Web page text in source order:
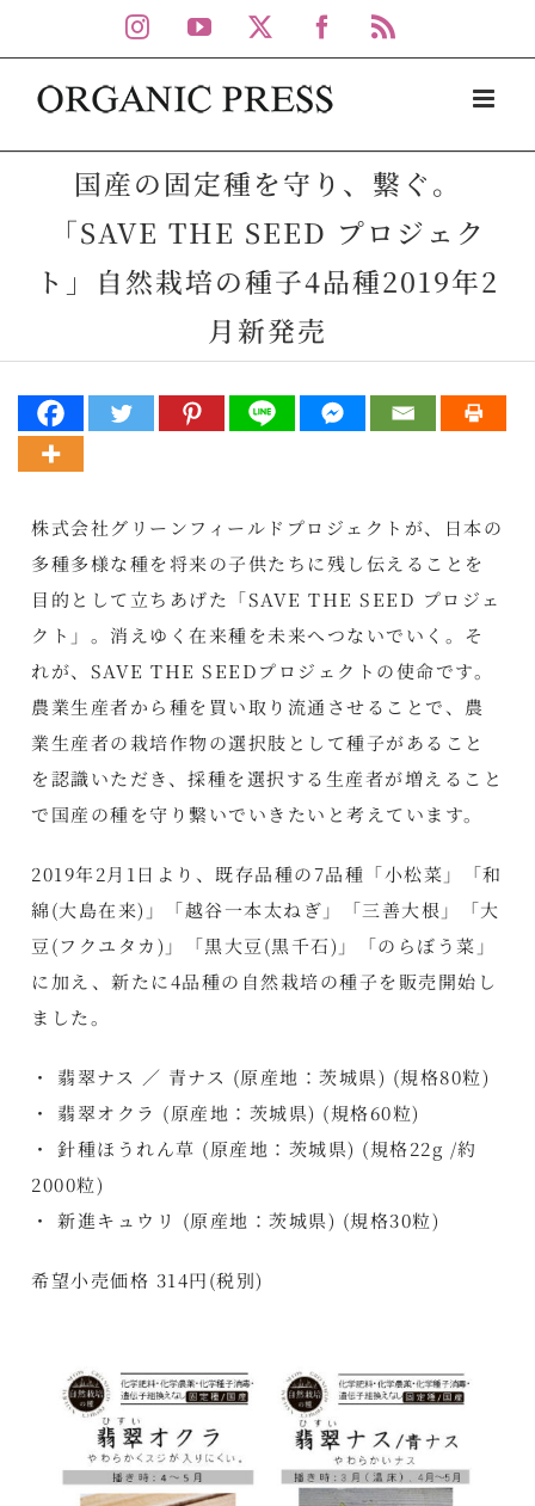
to
content
Instagram
YouTube Facebook
国産の固定種を守り、繋ぐ。
「SAVE THE SEED プロジェク
ト」自然栽培の種子4品種2019年2
月新発売
株式会社グリーンフィールドプロジェクトが、日本の
多種多様な種を将来の子供たちに残し伝えることを
目的として立ちあげた「SAVE THE SEED プロジェ
クト」。消えゆく在来種を未来へつないでいく。そ
れが、SAVE THE SEEDプロジェクトの使命です。
農業生産者から種を買い取り流通させることで、農
業生産者の栽培作物の選択肢として種子があること
を認識いただき、採種を選択する生産者が増えること
で国産の種を守り繋いでいきたいと考えています。
2019年2月1日より、既存品種の7品種「小松菜」「和
綿(大島在来)」「越谷一本太ねぎ」「三善大根」「大
豆(フクユタカ)」「黒大豆(黒千石)」「のらぼう菜」
に加え、新たに4品種の自然栽培の種子を販売開始し
ました。
・ 翡翠ナス ／ 青ナス (原産地：茨城県) (規格80粒)
・ 翡翠オクラ (原産地：茨城県) (規格60粒)
・ 針種ほうれん草 (原産地：茨城県) (規格22g /約
2000粒)
・ 新進キュウリ (原産地：茨城県) (規格30粒)
希望小売価格 314円(税別)